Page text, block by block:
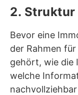
2.
Bevor eine
der Rahmen
gehört, wie die
welche